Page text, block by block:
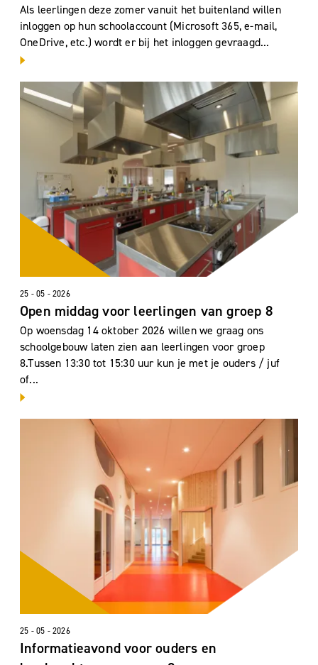
Als leerlingen deze zomer vanuit het buitenland willen
inloggen op hun schoolaccount (Microsoft 365, e-mail,
OneDrive, etc.) wordt er bij het inloggen gevraagd...
25 - 05 - 2026
Open middag voor leerlingen van groep 8
Op woensdag 14 oktober 2026 willen we graag ons
schoolgebouw laten zien aan leerlingen voor groep
8.Tussen 13:30 tot 15:30 uur kun je met je ouders / juf
of...
25 - 05 - 2026
Informatieavond voor ouders en